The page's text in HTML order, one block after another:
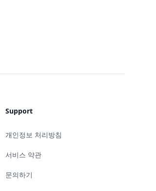
Support
개인정보 처리방침
서비스 약관
문의하기